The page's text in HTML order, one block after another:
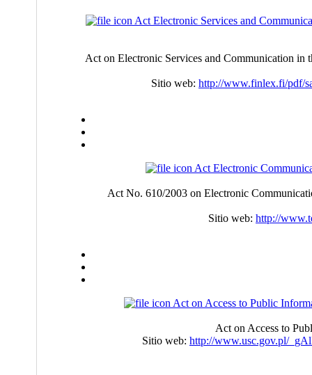
Act Electronic Services and
Act on Electronic Services and Communication in
Sitio web: http://www.finlex.fi/pdf/
Act Electronic
Act No. 610/2003 on Electronic
Sitio web: http://
Act on Access to Public
Act on Access to
Sitio web: http://www.usc.gov.pl/